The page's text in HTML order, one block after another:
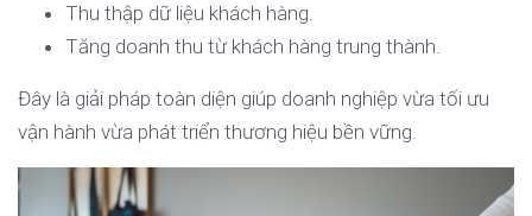
Thu thập dữ liệu khách hàng.
Tăng doanh thu từ khách hàng trung thành.
Đây là giải pháp toàn diện giúp doanh nghiệp vừa tối ưu
vận hành vừa phát triển thương hiệu bền vững.